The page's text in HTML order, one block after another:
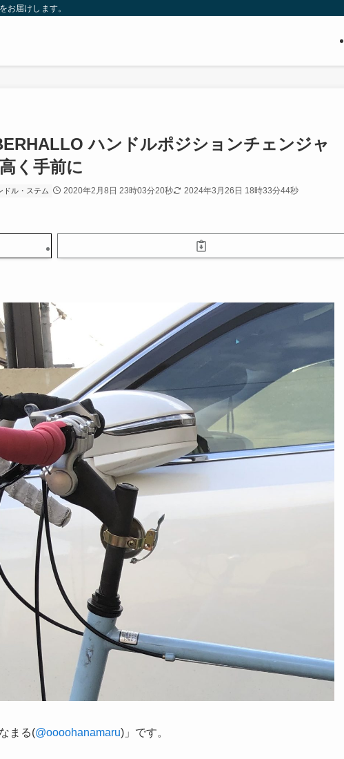
お届けします。
ハンドルポジションチェンジャ
く手前に
ドル・ステム 2020年2月8日 23時03分20秒
2024年3月26日 18時33分44秒
まる(@oooohanamaru)」です。